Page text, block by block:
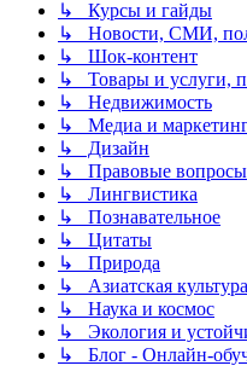
↳ Курсы и гайды
↳ Новости, СМИ,
↳ Шок-контент
↳ Товары и услуги,
↳ Недвижимость
↳ Медиа и
↳ Дизайн
↳ Правовые вопросы
↳ Лингвистика
↳ Познавательное
↳ Цитаты
↳ Природа
↳ Азиатская культура
↳ Наука и космос
↳ Экология и
↳ Блог - Онлайн-